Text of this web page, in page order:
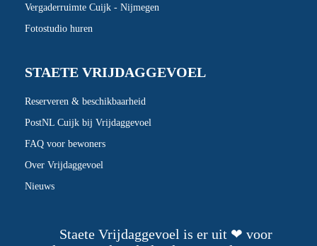
Vergaderruimte Cuijk - Nijmegen
Fotostudio huren
STAETE VRIJDAGGEVOEL
Reserveren & beschikbaarheid
PostNL Cuijk bij Vrijdaggevoel
FAQ voor bewoners
Over Vrijdaggevoel
Nieuws
Staete Vrijdaggevoel is er uit ❤ voor